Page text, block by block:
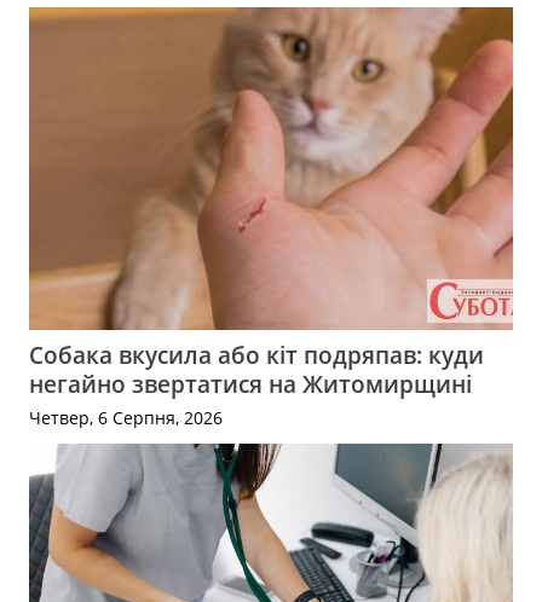
Собака вкусила або кіт подряпав: куди
негайно звертатися на Житомирщині
Четвер, 6 Серпня, 2026